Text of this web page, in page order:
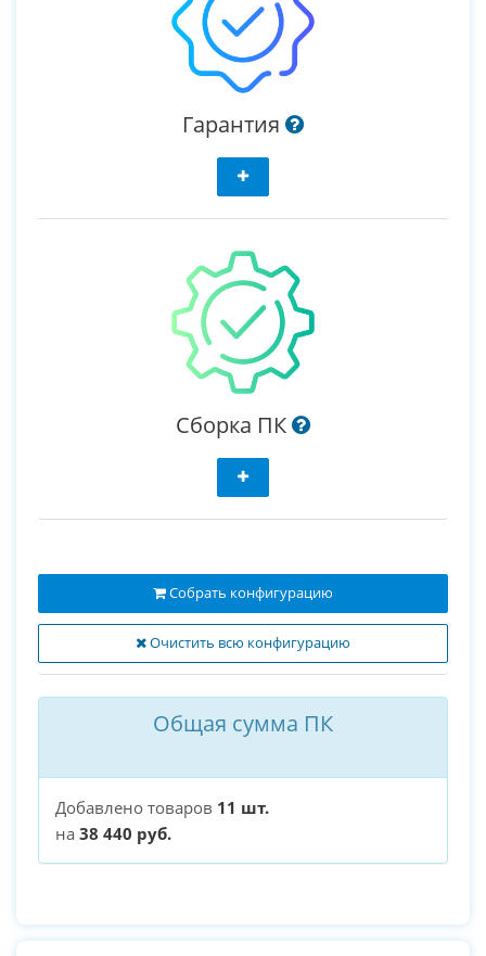
Гарантия
Сборка ПК
Очистить всю конфигурацию
Собрать конфигурацию
Общая сумма ПК
Добавлено товаров 11 шт.
на 38 440 руб.